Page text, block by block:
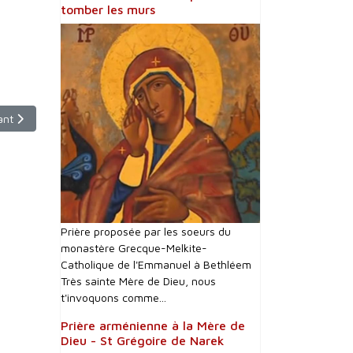
suivant : Emission du Mardi 1er novembre 2022 (Toussaint) -
tomber les murs
Prière proposée par les soeurs du
monastère Grecque-Melkite-
Catholique de l'Emmanuel à Bethléem
Très sainte Mère de Dieu, nous
t'invoquons comme...
Prière arménienne à la Mère de
Dieu - St Grégoire de Narek